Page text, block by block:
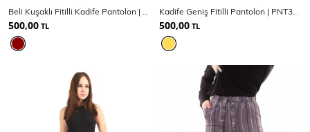
Eşofman Üstü
Beli Kuşaklı Fitilli Kadife Pantolon | PNT32445
500,00 TL
Kadife Geniş Fitilli Pantolon | PNT32407
500,00 TL